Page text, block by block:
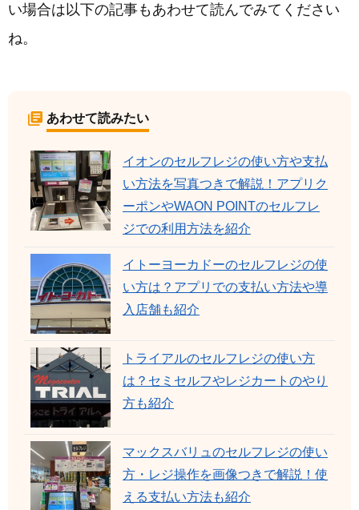
い場合は以下の記事もあわせて読んでみてください
ね。
あわせて読みたい
イオンのセルフレジの使い方や支払
い方法を写真つきで解説！アプリク
ーポンやWAON POINTのセルフレ
ジでの利用方法を紹介
イトーヨーカドーのセルフレジの使
い方は？アプリでの支払い方法や導
入店舗も紹介
トライアルのセルフレジの使い方
は？セミセルフやレジカートのやり
方も紹介
マックスバリュのセルフレジの使い
方・レジ操作を画像つきで解説！使
える支払い方法も紹介